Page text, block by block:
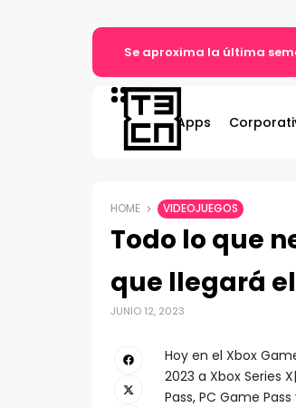
Se aproxima la última
Apps
HOME VIDEOJUEGOS
Todo lo que
que llegará el
JUNIO 12, 2023
Hoy en el Xbox
2023 a Xbox Series
Pass, PC Game